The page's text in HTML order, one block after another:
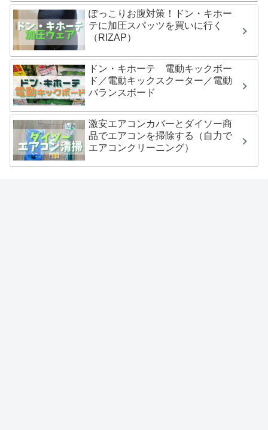
ぽっこりお腹対策！ドン・キホー
テに加圧スパッツを買いに行く
（RIZAP）
ドン・キホーテ 電動キックボー
ド／電動キックスクーター／電動
バランスボード
激安エアコンカバーとダイソー商
品でエアコンを掃除する（自力で
エアコンクリーニング）